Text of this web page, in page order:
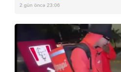
2 gün öncə 23:06